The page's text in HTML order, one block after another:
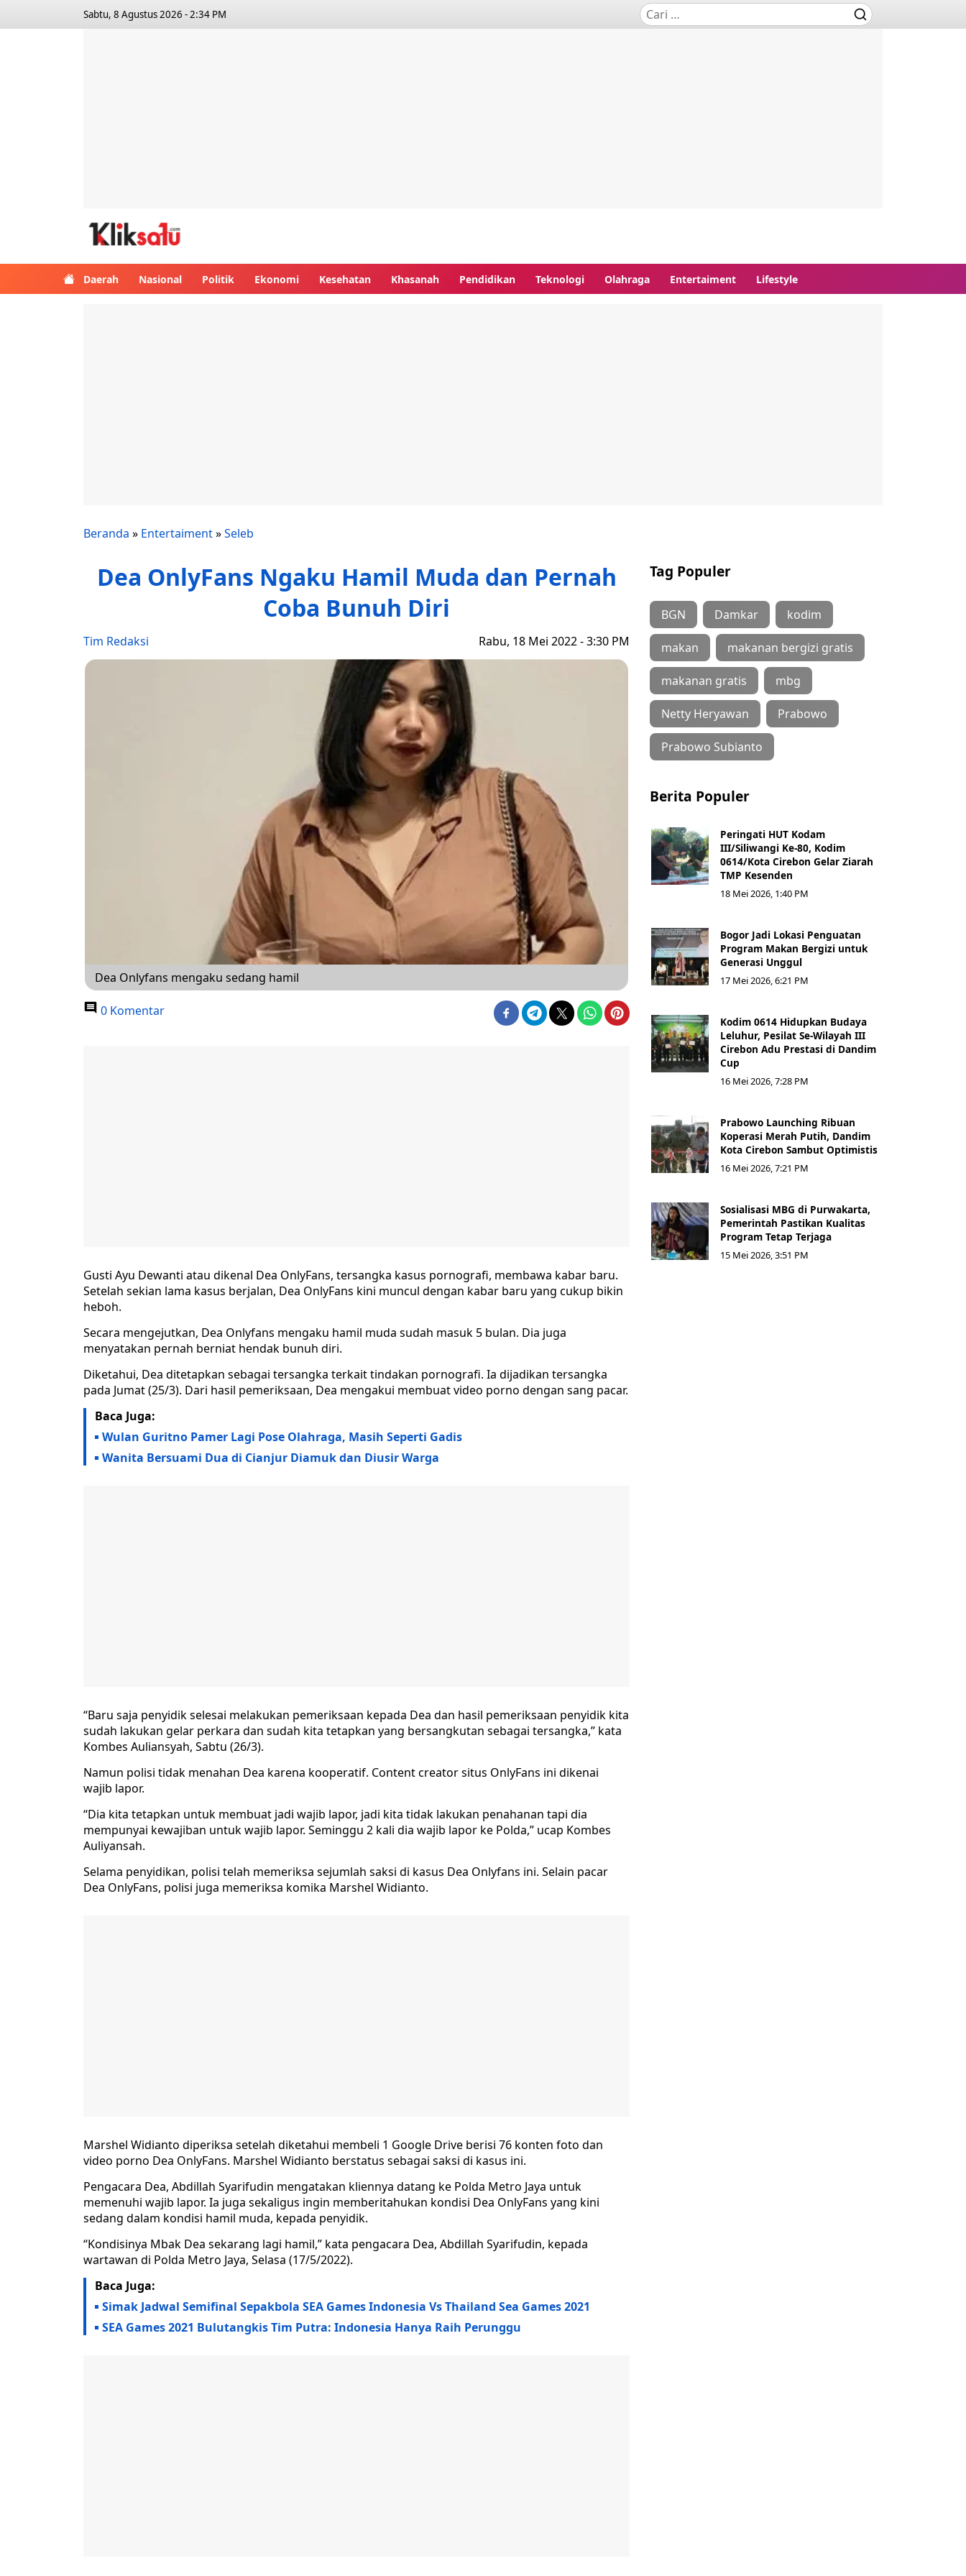
Sabtu, 8 Agustus 2026 - 2:34 PM
Daerah Nasional Politik Ekonomi Kesehatan Khasanah Pendidikan Teknologi Olahraga Entertaiment Lifestyle
Beranda » Entertaiment»Seleb
Dea OnlyFans Ngaku Hamil Muda dan Pernah
Coba Bunuh Diri
Tim Redaksi Rabu, 18 Mei 2022 - 3:30 PM
Dea Onlyfans mengaku sedang hamil
0 Komentar
Gusti Ayu Dewanti atau dikenal Dea OnlyFans, tersangka kasus pornografi, membawa kabar baru.
Setelah sekian lama kasus berjalan, Dea OnlyFans kini muncul dengan kabar baru yang cukup bikin
heboh.
Secara mengejutkan, Dea Onlyfans mengaku hamil muda sudah masuk 5 bulan. Dia juga
menyatakan pernah berniat hendak bunuh diri.
Diketahui, Dea ditetapkan sebagai tersangka terkait tindakan pornografi. Ia dijadikan tersangka
pada Jumat (25/3). Dari hasil pemeriksaan, Dea mengakui membuat video porno dengan sang pacar.
Baca Juga:
Wulan Guritno Pamer Lagi Pose Olahraga, Masih Seperti Gadis
Wanita Bersuami Dua di Cianjur Diamuk dan Diusir Warga
“Baru saja penyidik selesai melakukan pemeriksaan kepada Dea dan hasil pemeriksaan penyidik kita
sudah lakukan gelar perkara dan sudah kita tetapkan yang bersangkutan sebagai tersangka,” kata
Kombes Auliansyah, Sabtu (26/3).
Namun polisi tidak menahan Dea karena kooperatif. Content creator situs OnlyFans ini dikenai
wajib lapor.
“Dia kita tetapkan untuk membuat jadi wajib lapor, jadi kita tidak lakukan penahanan tapi dia
mempunyai kewajiban untuk wajib lapor. Seminggu 2 kali dia wajib lapor ke Polda,” ucap Kombes
Auliyansah.
Selama penyidikan, polisi telah memeriksa sejumlah saksi di kasus Dea Onlyfans ini. Selain pacar
Dea OnlyFans, polisi juga memeriksa komika Marshel Widianto.
Marshel Widianto diperiksa setelah diketahui membeli 1 Google Drive berisi 76 konten foto dan
video porno Dea OnlyFans. Marshel Widianto berstatus sebagai saksi di kasus ini.
Pengacara Dea, Abdillah Syarifudin mengatakan kliennya datang ke Polda Metro Jaya untuk
memenuhi wajib lapor. Ia juga sekaligus ingin memberitahukan kondisi Dea OnlyFans yang kini
sedang dalam kondisi hamil muda, kepada penyidik.
“Kondisinya Mbak Dea sekarang lagi hamil,” kata pengacara Dea, Abdillah Syarifudin, kepada
wartawan di Polda Metro Jaya, Selasa (17/5/2022).
Baca Juga:
Simak Jadwal Semifinal Sepakbola SEA Games Indonesia Vs Thailand Sea Games 2021
SEA Games 2021 Bulutangkis Tim Putra: Indonesia Hanya Raih Perunggu
Tag Populer
BGN Damkar kodim
makan makanan bergizi gratis
makanan gratis mbg
Netty Heryawan Prabowo
Prabowo Subianto
Berita Populer
Peringati HUT Kodam
III/Siliwangi Ke-80, Kodim
0614/Kota Cirebon Gelar Ziarah
TMP Kesenden
18 Mei 2026, 1:40 PM
Bogor Jadi Lokasi Penguatan
Program Makan Bergizi untuk
Generasi Unggul
17 Mei 2026, 6:21 PM
Kodim 0614 Hidupkan Budaya
Leluhur, Pesilat Se-Wilayah III
Cirebon Adu Prestasi di Dandim
Cup
16 Mei 2026, 7:28 PM
Prabowo Launching Ribuan
Koperasi Merah Putih, Dandim
Kota Cirebon Sambut Optimistis
16 Mei 2026, 7:21 PM
Sosialisasi MBG di Purwakarta,
Pemerintah Pastikan Kualitas
Program Tetap Terjaga
15 Mei 2026, 3:51 PM